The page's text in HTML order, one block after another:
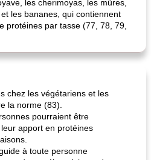
les cherimoyas, les mûres,
les bananes, qui contiennent
protéines par tasse (77, 78, 79,
chez les végétariens et les
la norme (83).
pourraient être
apport en protéines
à toute personne